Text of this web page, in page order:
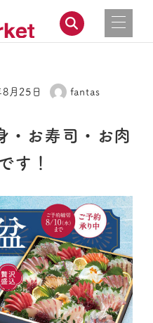
月25日
著
fantas
・お寿司・お肉
す！